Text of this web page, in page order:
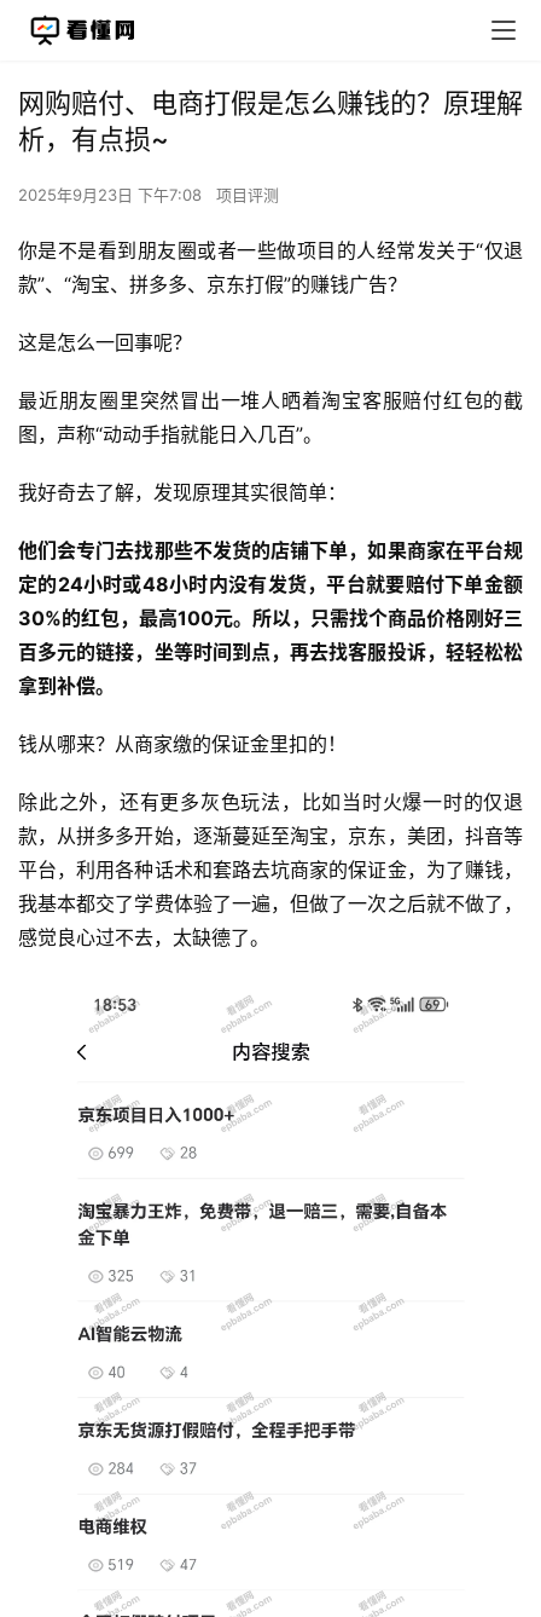
网购赔付、电商打假是怎么赚钱的？原理解
析，有点损~
2025年9月23日 下午7:08 项目评测
你是不是看到朋友圈或者一些做项目的人经常发关于“仅退
款”、“淘宝、拼多多、京东打假”的赚钱广告？
这是怎么一回事呢？
最近朋友圈里突然冒出一堆人晒着淘宝客服赔付红包的截
图，声称“动动手指就能日入几百”。
我好奇去了解，发现原理其实很简单：
他们会专门去找那些不发货的店铺下单，如果商家在平台规
定的24小时或48小时内没有发货，平台就要赔付下单金额
30%的红包，最高100元。所以，只需找个商品价格刚好三
百多元的链接，坐等时间到点，再去找客服投诉，轻轻松松
拿到补偿。
钱从哪来？从商家缴的保证金里扣的！
除此之外，还有更多灰色玩法，比如当时火爆一时的仅退
款，从拼多多开始，逐渐蔓延至淘宝，京东，美团，抖音等
平台，利用各种话术和套路去坑商家的保证金，为了赚钱，
我基本都交了学费体验了一遍，但做了一次之后就不做了，
感觉良心过不去，太缺德了。